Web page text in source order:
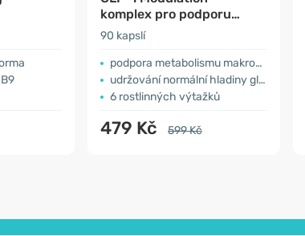
komplex pro podporu
metabolismu
90 kapslí
podpora metabolismu makroživin
udržování normální hladiny glukózy v krvi
6 rostlinných výtažků
479 Kč 599 Kč